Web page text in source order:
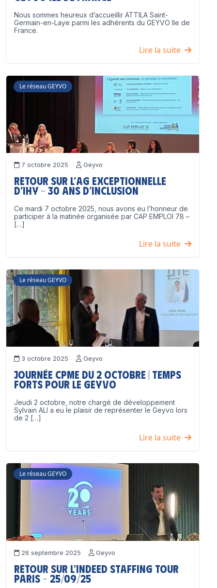
Nous sommes heureux d’accueillir ATTILA Saint-
Germain-en-Laye parmi les adhérents du GEYVO Ile de
France.
Lire la suite
Le réseau GEYVO
7 octobre 2025 Geyvo
Retour sur l’AG exceptionnelle
d’IHY – 30 ans d’inclusion
Ce mardi 7 octobre 2025, nous avons eu l’honneur de
participer à la matinée organisée par CAP EMPLOI 78 –
[…]
Lire la suite
Le réseau GEYVO
3 octobre 2025 Geyvo
Journée CPME du 2 octobre | Temps
forts pour le GEYVO
Jeudi 2 octobre, notre chargé de développement
Sylvain ALI a eu le plaisir de représenter le Geyvo lors
de 2 […]
Lire la suite
Le réseau GEYVO
26 septembre 2025 Geyvo
Retour sur l’Indeed Staffing Tour
Paris – 25/09/25